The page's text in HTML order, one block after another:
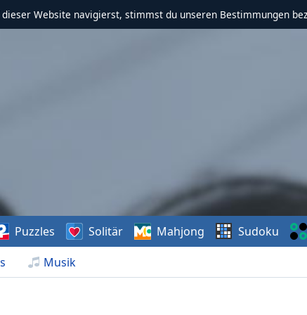
Website navigierst, stimmst du unseren Bestimmungen
Musik
Puzzles Solitär Mahjong Sudoku